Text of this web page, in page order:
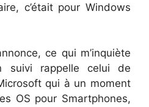
c’était pour Windows
ce qui m’inquiète
suivi rappelle celui de
qui à un moment
OS pour Smartphones,